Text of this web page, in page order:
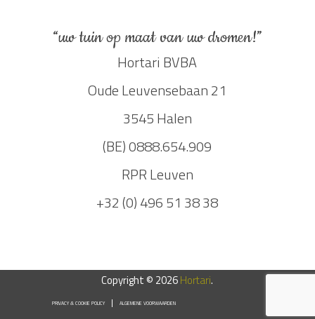
“uw tuin op maat van uw dromen!”
Hortari BVBA
Oude Leuvensebaan 21
3545 Halen
(BE) 0888.654.909
RPR Leuven
+32 (0) 496 51 38 38
Copyright © 2026Hortari.
PRIVACY & COOKIE POLICY ALGEMENE VOORWAARDEN